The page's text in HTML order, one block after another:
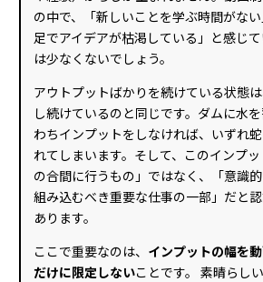
の中で、「新しいことを学ぶ時間がな
足でアイデアが枯渇している」と感じ
は少なくないでしょう。
アウトプットばかりを続けている状態
し続けているのと同じです。ダムに水
わちインプットをしなければ、いずれ
れてしまいます。そして、このインプ
の合間に行うもの」ではなく、「意識
組み込むべき重要な仕事の一部」だと
あります。
ここで重要なのは、 インプットの幅を
だけに限定しないことです。 素晴らし